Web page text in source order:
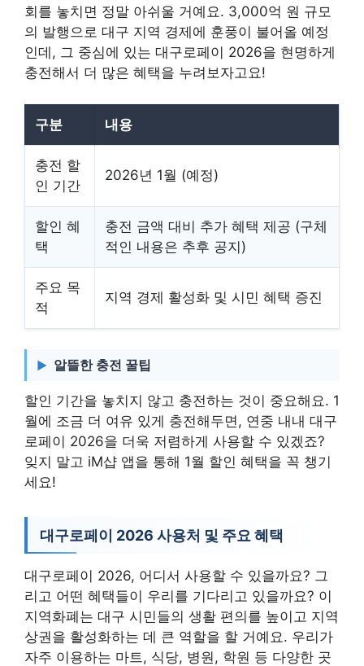
회를 놓치면 정말 아쉬울 거예요. 3,000억 원 규모
의 발행으로 대구 지역 경제에 훈풍이 불어올 예정
인데, 그 중심에 있는 대구로페이 2026을 현명하게
충전해서 더 많은 혜택을 누려보자고요!
구분 내용
충전 할
인 기간
2026년 1월 (예정)
할인 혜
택
충전 금액 대비 추가 혜택 제공 (구체
적인 내용은 추후 공지)
주요 목
적
지역 경제 활성화 및 시민 혜택 증진
알뜰한 충전 꿀팁
할인 기간을 놓치지 않고 충전하는 것이 중요해요. 1
월에 조금 더 여유 있게 충전해두면, 연중 내내 대구
로페이 2026을 더욱 저렴하게 사용할 수 있겠죠?
잊지 말고 iM샵 앱을 통해 1월 할인 혜택을 꼭 챙기
세요!
대구로페이 2026 사용처 및 주요 혜택
대구로페이 2026, 어디서 사용할 수 있을까요? 그
리고 어떤 혜택들이 우리를 기다리고 있을까요? 이
지역화폐는 대구 시민들의 생활 편의를 높이고 지역
상권을 활성화하는 데 큰 역할을 할 거예요. 우리가
자주 이용하는 마트, 식당, 병원, 학원 등 다양한 곳